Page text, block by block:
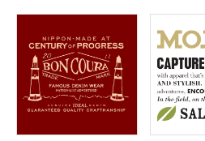
meeting_room ログイン 会員登録